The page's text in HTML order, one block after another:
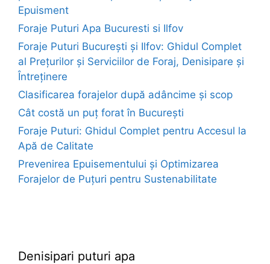
Epuisment
Foraje Puturi Apa Bucuresti si Ilfov
Foraje Puturi București și Ilfov: Ghidul Complet
al Prețurilor și Serviciilor de Foraj, Denisipare și
Întreținere
Clasificarea forajelor după adâncime și scop
Cât costă un puț forat în București
Foraje Puturi: Ghidul Complet pentru Accesul la
Apă de Calitate
Prevenirea Epuisementului și Optimizarea
Forajelor de Puțuri pentru Sustenabilitate
Denisipari puturi apa